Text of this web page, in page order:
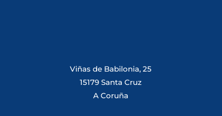
Viñas de Babilonia, 25
15179 Santa Cruz
A Coruña